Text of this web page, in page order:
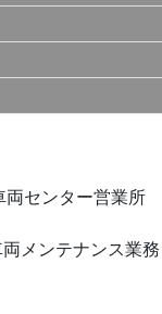
センター営業所
メンテナンス業